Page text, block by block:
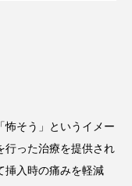
怖そう」というイメー
行った治療を提供され
挿入時の痛みを軽減